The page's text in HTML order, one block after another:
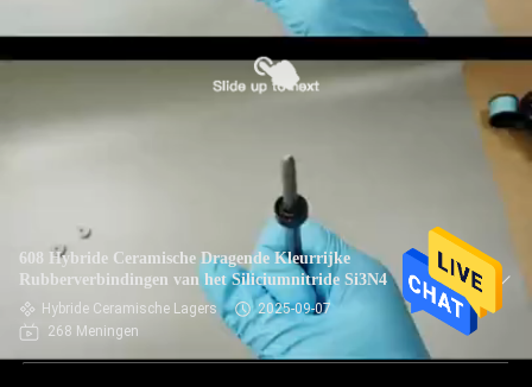
608 Hybride Ceramische Dragende Kleurrijke
Rubberverbindingen van het Siliciumnitride Si3N4
Hybride Ceramische Lagers
2025-09-07
268 Meningen